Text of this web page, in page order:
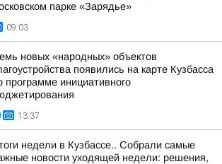
парке «Зарядье»
09:03
новых «народных» объектов
появились на карте Кузбасса
программе инициативного
13:37
недели в Кузбассе.. Собрали самые
новости уходящей недели: решения,